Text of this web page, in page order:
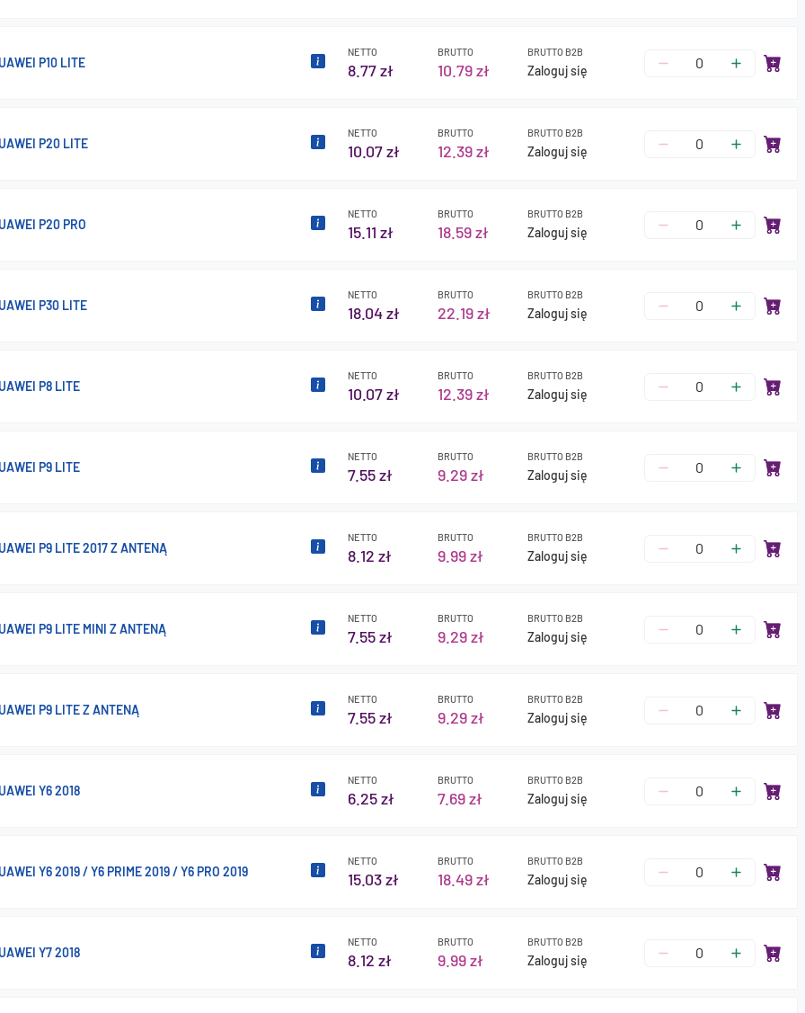
P10 LITE
NETTO
8.77 zł
BRUTTO
10.79 zł
BRUTTO B2B
Zaloguj się
P20 LITE
NETTO
10.07 zł
BRUTTO
12.39 zł
BRUTTO B2B
Zaloguj się
P20 PRO
NETTO
15.11 zł
BRUTTO
18.59 zł
BRUTTO B2B
Zaloguj się
P30 LITE
NETTO
18.04 zł
BRUTTO
22.19 zł
BRUTTO B2B
Zaloguj się
P8 LITE
NETTO
10.07 zł
BRUTTO
12.39 zł
BRUTTO B2B
Zaloguj się
P9 LITE
NETTO
7.55 zł
BRUTTO
9.29 zł
BRUTTO B2B
Zaloguj się
P9 LITE 2017 Z ANTENĄ
NETTO
8.12 zł
BRUTTO
9.99 zł
BRUTTO B2B
Zaloguj się
P9 LITE MINI Z ANTENĄ
NETTO
7.55 zł
BRUTTO
9.29 zł
BRUTTO B2B
Zaloguj się
P9 LITE Z ANTENĄ
NETTO
7.55 zł
BRUTTO
9.29 zł
BRUTTO B2B
Zaloguj się
Y6 2018
NETTO
6.25 zł
BRUTTO
7.69 zł
BRUTTO B2B
Zaloguj się
Y6 2019 / Y6 PRIME 2019 / Y6 PRO 2019
NETTO
15.03 zł
BRUTTO
18.49 zł
BRUTTO B2B
Zaloguj się
Y7 2018
NETTO
8.12 zł
BRUTTO
9.99 zł
BRUTTO B2B
Zaloguj się